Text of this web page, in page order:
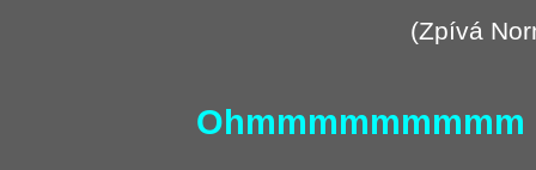
(Zpívá
Ohmmmmmmmmm